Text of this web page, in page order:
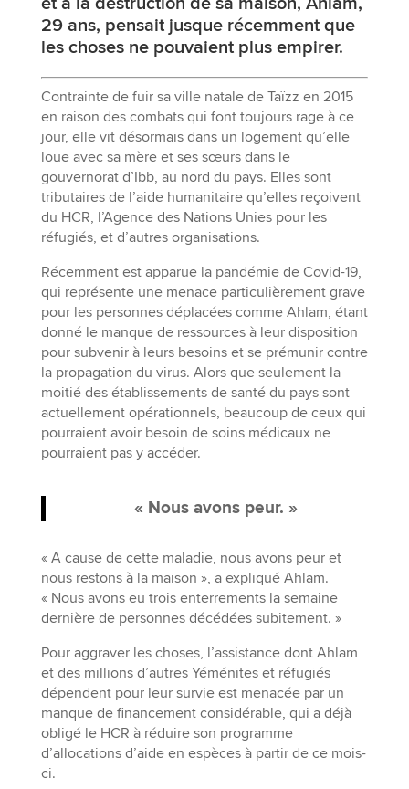
29 ans, pensait jusque récemment que
les choses ne pouvaient plus empirer.
Contrainte de fuir sa ville natale de Taïzz en 2015
en raison des combats qui font toujours rage à ce
jour, elle vit désormais dans un logement qu’elle
loue avec sa mère et ses sœurs dans le
gouvernorat d’Ibb, au nord du pays. Elles sont
tributaires de l’aide humanitaire qu’elles reçoivent
du HCR, l’Agence des Nations Unies pour les
réfugiés, et d’autres organisations.
Récemment est apparue la pandémie de Covid-19,
qui représente une menace particulièrement grave
pour les personnes déplacées comme Ahlam, étant
donné le manque de ressources à leur disposition
pour subvenir à leurs besoins et se prémunir contre
la propagation du virus. Alors que seulement la
moitié des établissements de santé du pays sont
actuellement opérationnels, beaucoup de ceux qui
pourraient avoir besoin de soins médicaux ne
pourraient pas y accéder.
« Nous avons peur. »
« A cause de cette maladie, nous avons peur et
nous restons à la maison », a expliqué Ahlam.
« Nous avons eu trois enterrements la semaine
dernière de personnes décédées subitement. »
Pour aggraver les choses, l’assistance dont Ahlam
et des millions d’autres Yéménites et réfugiés
dépendent pour leur survie est menacée par un
manque de financement considérable, qui a déjà
obligé le HCR à réduire son programme
d’allocations d’aide en espèces à partir de ce mois-
ci.